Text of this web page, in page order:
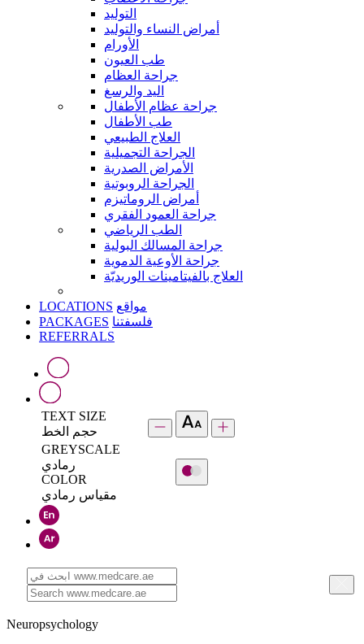
التوليد
أمراض النساء والتوليد
الأورام
طب العيون
جراحة العظام
اليد والرسغ
جراحة عظام الأطفال
طب الأطفال
العلاج الطبيعي
الجراحة التجميلية
الأمراض الصدرية
الجراحة الروبوتية
أمراض الروماتيزم
جراحة العمود الفقري
الطب الرياضي
جراحة المسالك البولية
جراحة الأوعية الدموية
العلاج بالفيتامينات الوريديّة
LOCATIONS مواقع
PACKAGES فلسفتنا
REFERRALS
TEXT SIZE
حجم الخط
GREYSCALE
رمادي
COLOR
مقياس رمادي
Neuropsychology